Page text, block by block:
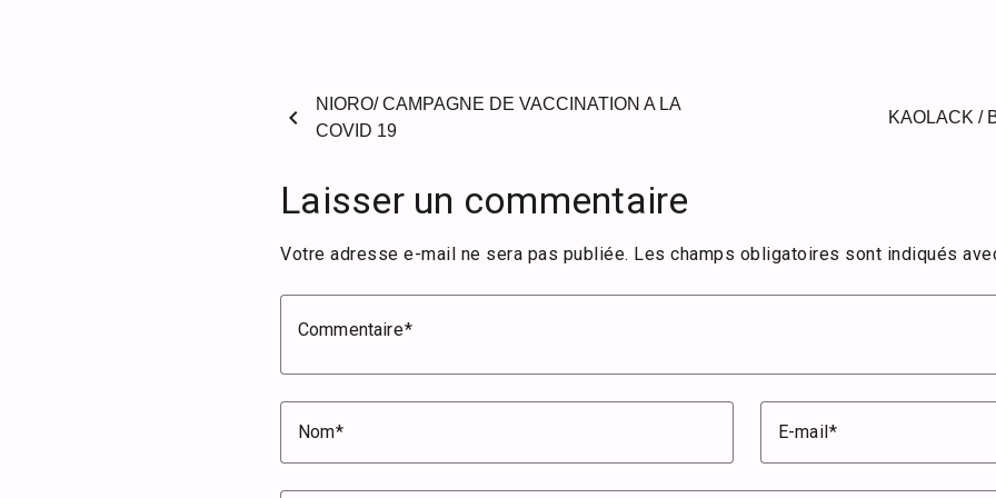
chevron_left
NIORO/ CAMPAGNE DE VACCINATION A LA
COVID 19
KAOLACK /
Laisser un commentaire
Votre adresse e-mail ne sera pas publiée. Les champs obligatoires sont indiqués
Commentaire
Nom E-mail